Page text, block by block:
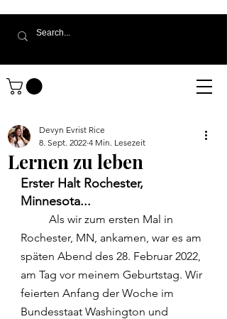
Lernen zu leben
Devyn Evrist Rice
8. Sept. 2022 4 Min. Lesezeit
Erster Halt Rochester,
Minnesota...
Rochester, MN, ankamen, war es am
späten Abend des 28. Februar 2022,
am Tag vor meinem Geburtstag. Wir
feierten Anfang der Woche im
Bundesstaat Washington und